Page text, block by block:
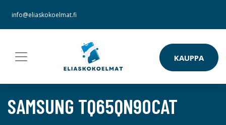
info@eliaskokoelmat.fi
KAUPPA
SAMSUNG TQ65QN90CAT